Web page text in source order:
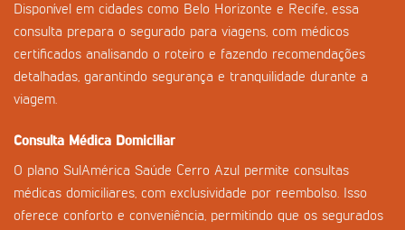
Disponível em cidades como Belo Horizonte e Recife, essa
consulta prepara o segurado para viagens, com médicos
certificados analisando o roteiro e fazendo recomendações
detalhadas, garantindo segurança e tranquilidade durante a
viagem.
Consulta Médica Domiciliar
O plano SulAmérica Saúde Cerro Azul permite consultas
médicas domiciliares, com exclusividade por reembolso. Isso
oferece conforto e conveniência, permitindo que os segurados